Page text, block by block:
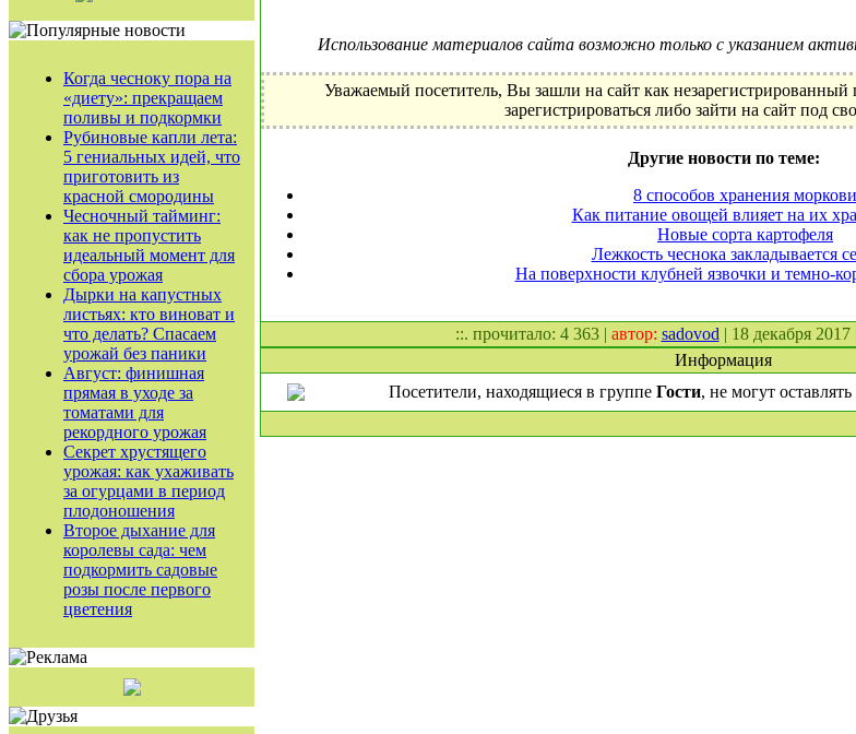
Когда чесноку пора на
«диету»: прекращаем
поливы и подкормки
Рубиновые капли лета:
5 гениальных идей, что
приготовить из
красной смородины
Чесночный тайминг:
как не пропустить
идеальный момент для
сбора урожая
Дырки на капустных
листьях: кто виноват и
что делать? Спасаем
урожай без паники
Август: финишная
прямая в уходе за
томатами для
рекордного урожая
Секрет хрустящего
урожая: как ухаживать
за огурцами в период
плодоношения
Второе дыхание для
королевы сада: чем
подкормить садовые
розы после первого
цветения
Использование материалов сайта возможно только с указанием
Уважаемый посетитель, Вы зашли на сайт как
зарегистрироваться либо зайти на сайт под
Другие новости по теме:
8 способов хранения моркови
Как питание овощей влияет на их
Новые сорта картофеля
Лежкость чеснока закладывается
На поверхности клубней язвочки и темно-
::. прочитало: 4 363 | автор: sadovod | 18 декабря 2017 |
Информация
Посетители, находящиеся в группе Гости, не могут